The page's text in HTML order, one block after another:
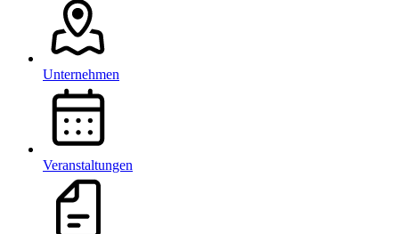
Unternehmen
Veranstaltungen